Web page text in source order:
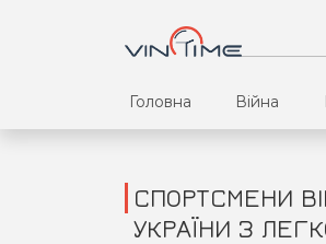
Головна Війна
СПОРТСМЕНИ
УКРАЇНИ З